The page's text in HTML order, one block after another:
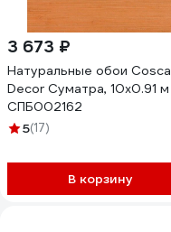
3 673 ₽
Натуральные обои Cosca
Decor Суматра, 10x0.91 м
СПБ002162
5(17)
В корзину